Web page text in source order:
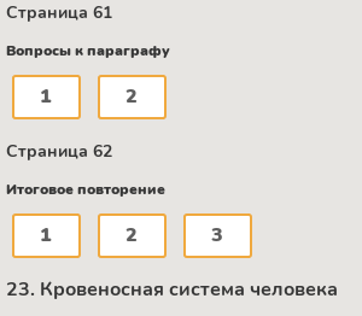
Страница 61
Вопросы к параграфу
1 2
Страница 62
Итоговое повторение
1 2 3
23. Кровеносная система человека